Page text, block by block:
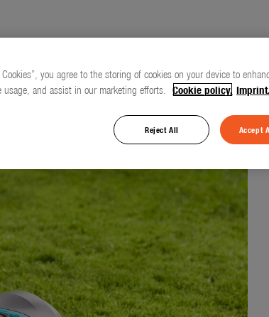
you agree to the storing of cookies on your device to
usage, and assist in our marketing efforts. Cookie policy. Imprint.
Reject All Accept